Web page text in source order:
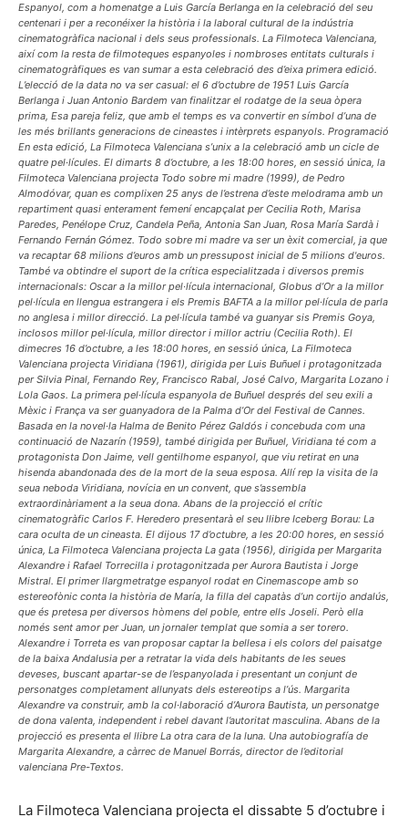
Espanyol, com a homenatge a Luis García Berlanga en la celebració del seu
centenari i per a reconéixer la història i la laboral cultural de la indústria
cinematogràfica nacional i dels seus professionals. La Filmoteca Valenciana,
així com la resta de filmoteques espanyoles i nombroses entitats culturals i
cinematogràfiques es van sumar a esta celebració des d’eixa primera edició.
L’elecció de la data no va ser casual: el 6 d’octubre de 1951 Luis García
Berlanga i Juan Antonio Bardem van finalitzar el rodatge de la seua òpera
prima, Esa pareja feliz, que amb el temps es va convertir en símbol d’una de
les més brillants generacions de cineastes i intèrprets espanyols. Programació
En esta edició, La Filmoteca Valenciana s’unix a la celebració amb un cicle de
quatre pel·lícules. El dimarts 8 d’octubre, a les 18:00 hores, en sessió única, la
Filmoteca Valenciana projecta Todo sobre mi madre (1999), de Pedro
Almodóvar, quan es complixen 25 anys de l’estrena d’este melodrama amb un
repartiment quasi enterament femení encapçalat per Cecilia Roth, Marisa
Paredes, Penélope Cruz, Candela Peña, Antonia San Juan, Rosa María Sardà i
Fernando Fernán Gómez. Todo sobre mi madre va ser un èxit comercial, ja que
va recaptar 68 milions d’euros amb un pressupost inicial de 5 milions d'euros.
També va obtindre el suport de la crítica especialitzada i diversos premis
internacionals: Oscar a la millor pel·lícula internacional, Globus d’Or a la millor
pel·lícula en llengua estrangera i els Premis BAFTA a la millor pel·lícula de parla
no anglesa i millor direcció. La pel·lícula també va guanyar sis Premis Goya,
inclosos millor pel·lícula, millor director i millor actriu (Cecilia Roth). El
dimecres 16 d’octubre, a les 18:00 hores, en sessió única, La Filmoteca
Valenciana projecta Viridiana (1961), dirigida per Luis Buñuel i protagonitzada
per Silvia Pinal, Fernando Rey, Francisco Rabal, José Calvo, Margarita Lozano i
Lola Gaos. La primera pel·lícula espanyola de Buñuel després del seu exili a
Mèxic i França va ser guanyadora de la Palma d’Or del Festival de Cannes.
Basada en la novel·la Halma de Benito Pérez Galdós i concebuda com una
continuació de Nazarín (1959), també dirigida per Buñuel, Viridiana té com a
protagonista Don Jaime, vell gentilhome espanyol, que viu retirat en una
hisenda abandonada des de la mort de la seua esposa. Allí rep la visita de la
seua neboda Viridiana, novícia en un convent, que s’assembla
extraordinàriament a la seua dona. Abans de la projecció el crític
cinematogràfic Carlos F. Heredero presentarà el seu llibre Iceberg Borau: La
cara oculta de un cineasta. El dijous 17 d’octubre, a les 20:00 hores, en sessió
única, La Filmoteca Valenciana projecta La gata (1956), dirigida per Margarita
Alexandre i Rafael Torrecilla i protagonitzada per Aurora Bautista i Jorge
Mistral. El primer llargmetratge espanyol rodat en Cinemascope amb so
estereofònic conta la història de María, la filla del capatàs d’un cortijo andalús,
que és pretesa per diversos hòmens del poble, entre ells Joseli. Però ella
només sent amor per Juan, un jornaler templat que somia a ser torero.
Alexandre i Torreta es van proposar captar la bellesa i els colors del paisatge
de la baixa Andalusia per a retratar la vida dels habitants de les seues
deveses, buscant apartar-se de l’espanyolada i presentant un conjunt de
personatges completament allunyats dels estereotips a l’ús. Margarita
Alexandre va construir, amb la col·laboració d’Aurora Bautista, un personatge
de dona valenta, independent i rebel davant l’autoritat masculina. Abans de la
projecció es presenta el llibre La otra cara de la luna. Una autobiografía de
Margarita Alexandre, a càrrec de Manuel Borrás, director de l’editorial
valenciana Pre-Textos.
La Filmoteca Valenciana projecta el dissabte 5 d’octubre i